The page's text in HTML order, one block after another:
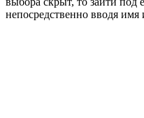
непосредственно вводя имя